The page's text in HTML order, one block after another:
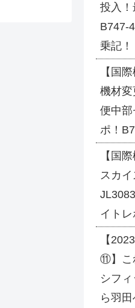
投入！
B747-
乗記！
【国
機材
便中
ポ！
【国
スカ
イト
【
⑪】こ
シフ
ら羽